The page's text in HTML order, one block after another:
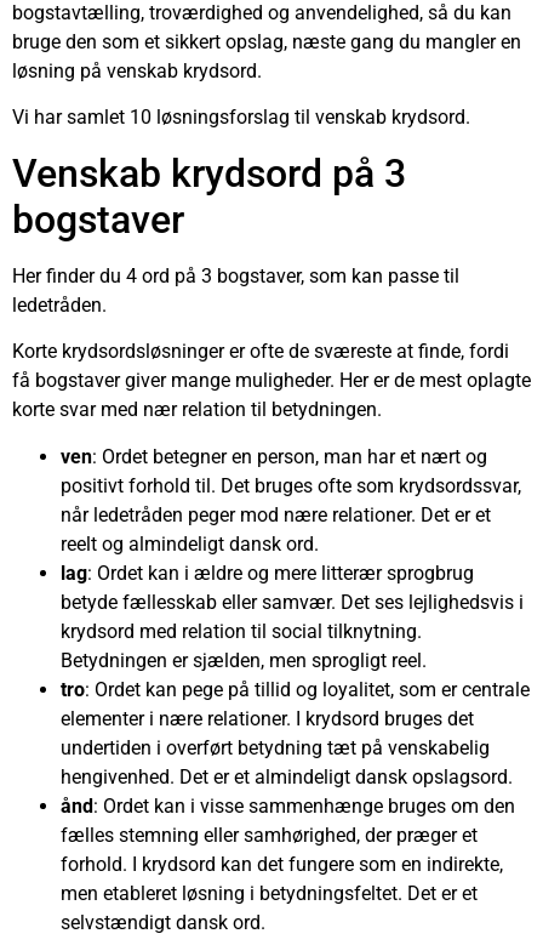
bogstavtælling, troværdighed og anvendelighed, så du kan
bruge den som et sikkert opslag, næste gang du mangler en
løsning på venskab krydsord.
Vi har samlet 10 løsningsforslag til venskab krydsord.
Venskab krydsord på 3
bogstaver
Her finder du 4 ord på 3 bogstaver, som kan passe til
ledetråden.
Korte krydsordsløsninger er ofte de sværeste at finde, fordi
få bogstaver giver mange muligheder. Her er de mest oplagte
korte svar med nær relation til betydningen.
ven: Ordet betegner en person, man har et nært og
positivt forhold til. Det bruges ofte som krydsordssvar,
når ledetråden peger mod nære relationer. Det er et
reelt og almindeligt dansk ord.
lag: Ordet kan i ældre og mere litterær sprogbrug
betyde fællesskab eller samvær. Det ses lejlighedsvis i
krydsord med relation til social tilknytning.
Betydningen er sjælden, men sprogligt reel.
tro: Ordet kan pege på tillid og loyalitet, som er centrale
elementer i nære relationer. I krydsord bruges det
undertiden i overført betydning tæt på venskabelig
hengivenhed. Det er et almindeligt dansk opslagsord.
ånd: Ordet kan i visse sammenhænge bruges om den
fælles stemning eller samhørighed, der præger et
forhold. I krydsord kan det fungere som en indirekte,
men etableret løsning i betydningsfeltet. Det er et
selvstændigt dansk ord.